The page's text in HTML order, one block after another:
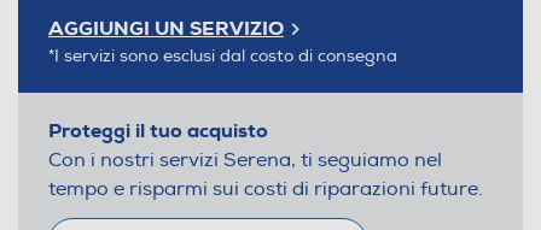
AGGIUNGI UN SERVIZIO
*I servizi sono esclusi dal costo di consegna
Proteggi il tuo acquisto
Con i nostri servizi Serena, ti seguiamo nel
tempo e risparmi sui costi di riparazioni future.